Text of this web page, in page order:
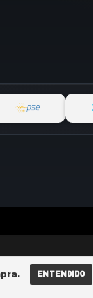
ENTENDIDO